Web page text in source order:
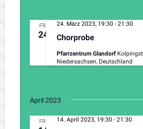
FR.
24 Chorprobe
24. März 2023, 19:30 - 21:30
Pfarrzentrum Glandorf
Niedersachsen, Deutschland
April 2023
FR. 14. April 2023, 19:30 - 21:30